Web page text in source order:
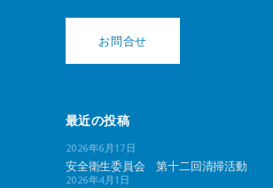
お問合せ
最近の投稿
2026年6月17日
安全衛生委員会 第十二回清掃活動
2026年4月1日